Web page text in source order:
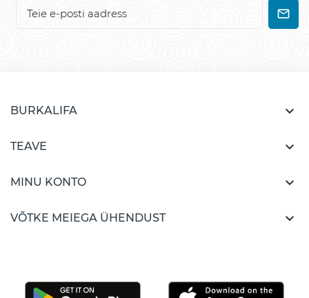
BURKALIFA 
TEAVE 
MINU KONTO 
VÕTKE MEIEGA ÜHENDUST 